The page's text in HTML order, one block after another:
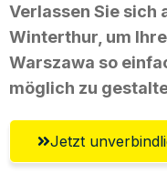
Verlassen Sie sich
Winterthur, um
Warszawa so
möglich zu
Jetzt